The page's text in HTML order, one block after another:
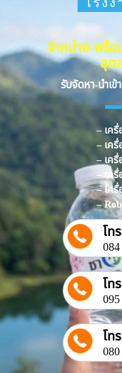
จำหน่าย-พร้อ
อุต
รับจัดหา-นำเ
– เครื่
– เครื่
– เครื่
– เค
– เค
–
โท
084
โท
095
โท
080